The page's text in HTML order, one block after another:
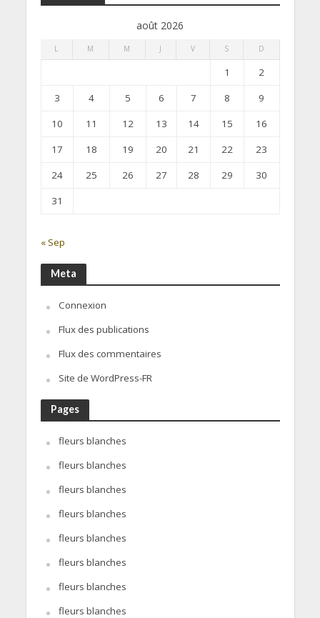
août 2026
L M M J V S D
1
2
3
4 5 6 7 8
9
10
11 12 13 14 15
16
17
18 19 20 21 22
23
24
25 26 27 28 29
30
31
« Sep
Meta
Connexion
Flux des publications
Flux des commentaires
Site de WordPress-FR
Pages
fleurs blanches
fleurs blanches
fleurs blanches
fleurs blanches
fleurs blanches
fleurs blanches
fleurs blanches
fleurs blanches